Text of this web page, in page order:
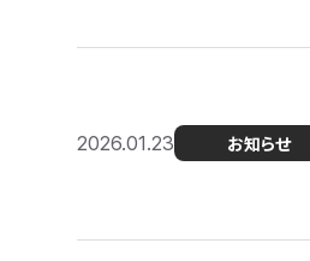
2026.01.23 お知らせ